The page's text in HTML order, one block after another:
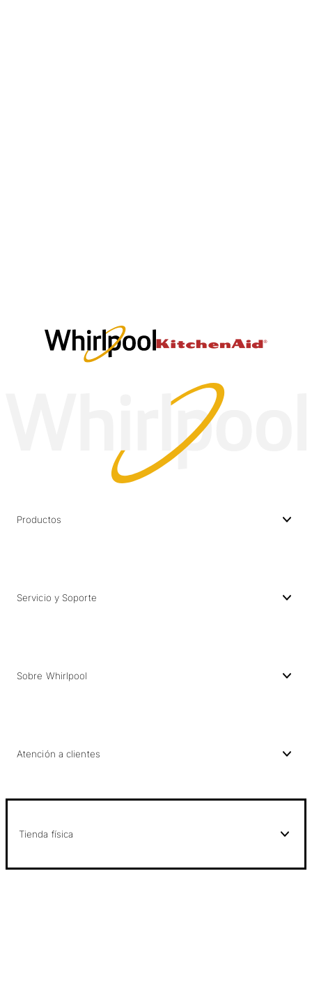
Productos
Servicio y Soporte
Sobre Whirlpool
Atención a clientes
Tienda física